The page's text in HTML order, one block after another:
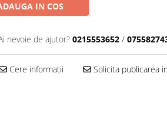
IN COS
nevoie de ajutor? 0215553652 /
Cere informatii
Solicita publicarea